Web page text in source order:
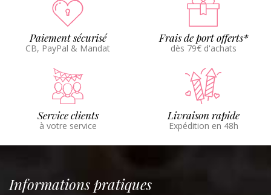
Paiement sécurisé
CB, PayPal & Mandat
Frais de port offerts*
dès 79€ d'achats
Service clients
à votre service
Livraison rapide
Expédition en 48h
Informations pratiques